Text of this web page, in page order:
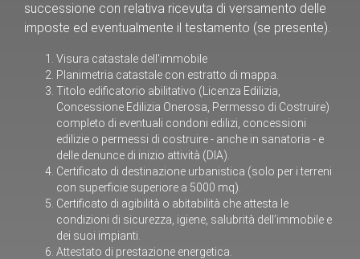
successione con relativa ricevuta di versamento delle
imposte ed eventualmente il testamento (se presente).
Visura catastale dell'immobile
Planimetria catastale con estratto di mappa.
Titolo edificatorio abilitativo (Licenza Edilizia,
Concessione Edilizia Onerosa, Permesso di Costruire)
completo di eventuali condoni edilizi, concessioni
edilizie o permessi di costruire - anche in sanatoria - e
delle denunce di inizio attività (DIA).
Certificato di destinazione urbanistica (solo per i terreni
con superficie superiore a 5000 mq).
Certificato di agibilità o abitabilità che attesta le
condizioni di sicurezza, igiene, salubrità dell’immobile e
dei suoi impianti.
Attestato di prestazione energetica.